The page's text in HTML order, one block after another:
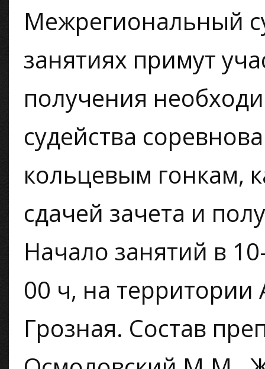
Межрегиональный
занятиях примут
получения
судейства
кольцевым гонкам,
сдачей зачета и
Начало занятий в
00 ч, на
Грозная. Состав